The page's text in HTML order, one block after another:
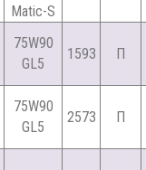
Matic-S
75W90
GL5
1593 П
75W90
GL5
2573 П